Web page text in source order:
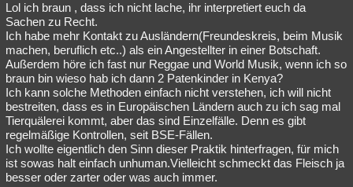
Lol ich braun , dass ich nicht lache, ihr interpretiert euch da
Sachen zu Recht.
Ich habe mehr Kontakt zu Ausländern(Freundeskreis, beim Musik
machen, beruflich etc..) als ein Angestellter in einer Botschaft.
Außerdem höre ich fast nur Reggae und World Musik, wenn ich so
braun bin wieso hab ich dann 2 Patenkinder in Kenya?
Ich kann solche Methoden einfach nicht verstehen, ich will nicht
bestreiten, dass es in Europäischen Ländern auch zu ich sag mal
Tierquälerei kommt, aber das sind Einzelfälle. Denn es gibt
regelmäßige Kontrollen, seit BSE-Fällen.
Ich wollte eigentlich den Sinn dieser Praktik hinterfragen, für mich
ist sowas halt einfach unhuman.Vielleicht schmeckt das Fleisch ja
besser oder zarter oder was auch immer.